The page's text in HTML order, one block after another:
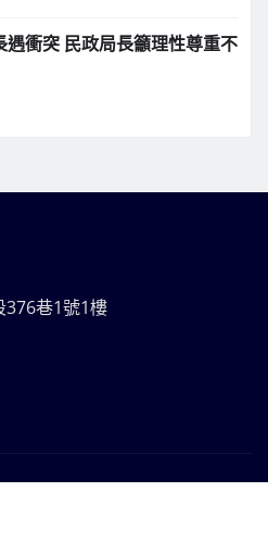
衝突 民政局長籲理性尊重不
376巷1號1樓